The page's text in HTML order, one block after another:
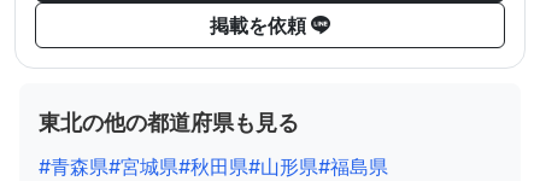
掲載を依頼
東北の他の都道府県も見る
#青森県#宮城県#秋田県#山形県#福島県